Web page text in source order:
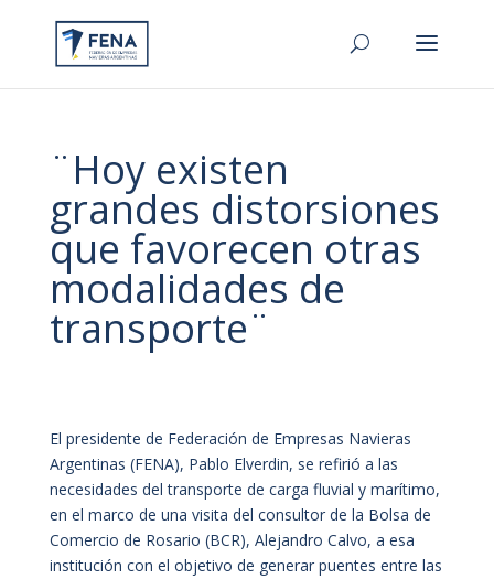
¨Hoy existen
grandes distorsiones
que favorecen otras
modalidades de
transporte¨
El presidente de Federación de Empresas Navieras
Argentinas (FENA), Pablo Elverdin, se refirió a las
necesidades del transporte de carga fluvial y marítimo,
en el marco de una visita del consultor de la Bolsa de
Comercio de Rosario (BCR), Alejandro Calvo, a esa
institución con el objetivo de generar puentes entre las